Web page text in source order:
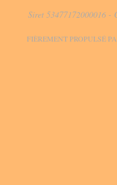
Siret 53477172000016 -
FIÈREMENT PROPULSÉ